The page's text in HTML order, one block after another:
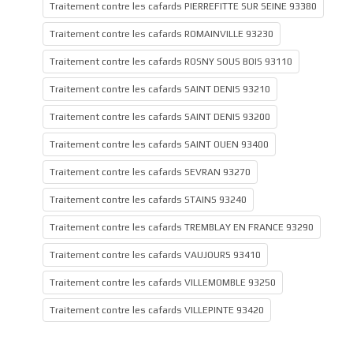
Traitement contre les cafards PIERREFITTE SUR SEINE 93380
Traitement contre les cafards ROMAINVILLE 93230
Traitement contre les cafards ROSNY SOUS BOIS 93110
Traitement contre les cafards SAINT DENIS 93210
Traitement contre les cafards SAINT DENIS 93200
Traitement contre les cafards SAINT OUEN 93400
Traitement contre les cafards SEVRAN 93270
Traitement contre les cafards STAINS 93240
Traitement contre les cafards TREMBLAY EN FRANCE 93290
Traitement contre les cafards VAUJOURS 93410
Traitement contre les cafards VILLEMOMBLE 93250
Traitement contre les cafards VILLEPINTE 93420